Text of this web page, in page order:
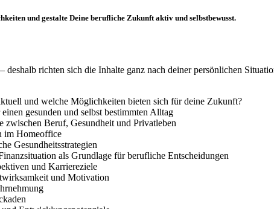
und gestalte Deine berufliche Zukunft aktiv und selbstbewusst.
deshalb richten sich die Inhalte ganz nach deiner persönlichen
und welche Möglichkeiten bieten sich für deine Zukunft?
gesunden und selbst bestimmten Alltag
zwischen Beruf, Gesundheit und Privatleben
im Homeoffice
Gesundheitsstrategien
als Grundlage für berufliche Entscheidungen
und Karriereziele
und Motivation